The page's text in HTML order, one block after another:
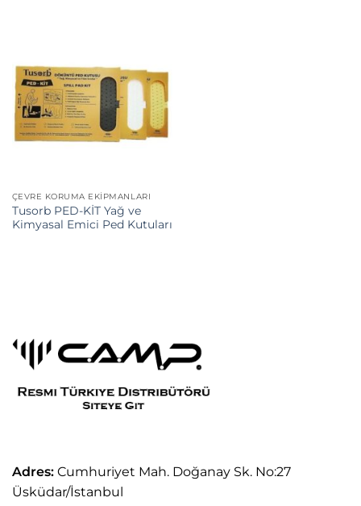
ÇEVRE KORUMA EKIPMANLARI
Tusorb PED-KİT Yağ ve
Kimyasal Emici Ped Kutuları
Adres: Cumhuriyet Mah. Doğanay Sk. No:27
Üsküdar/İstanbul